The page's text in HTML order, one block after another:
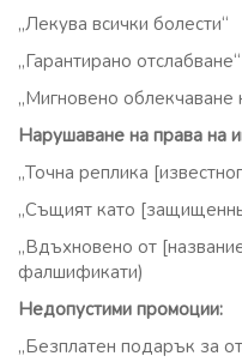
„Лекува всички болести“
„Гарантирано отслабване“
„Мигновено облекчаване
Нарушаване на права на
„Точна реплика
„Същият като
„Вдъхновено от
фалшификати)
Недопустими промоции:
„Безплатен подарък за